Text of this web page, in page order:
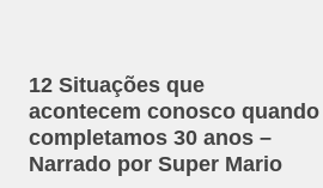
12 Situações que
acontecem conosco quando
completamos 30 anos –
Narrado por Super Mario